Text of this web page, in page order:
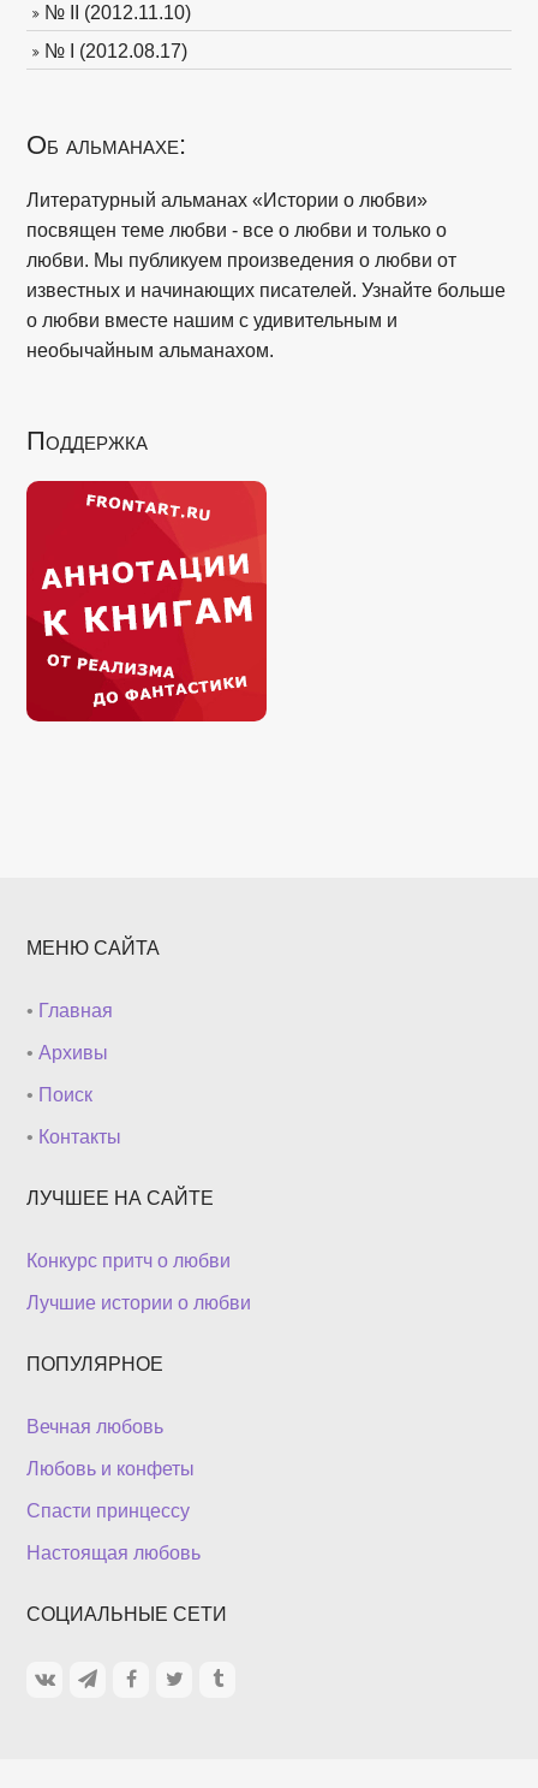
№ II (2012.11.10)
№ I (2012.08.17)
Об альманахе:
Литературный альманах «Истории о любви»
посвящен теме любви - все о любви и только о
любви. Мы публикуем произведения о любви от
известных и начинающих писателей. Узнайте больше
о любви вместе нашим с удивительным и
необычайным альманахом.
Поддержка
МЕНЮ САЙТА
• Главная
•Архивы
• Поиск
• Контакты
ЛУЧШЕЕ НА САЙТЕ
Конкурс притч о любви
Лучшие истории о любви
ПОПУЛЯРНОЕ
Вечная любовь
Любовь и конфеты
Спасти принцессу
Настоящая любовь
СОЦИАЛЬНЫЕ СЕТИ